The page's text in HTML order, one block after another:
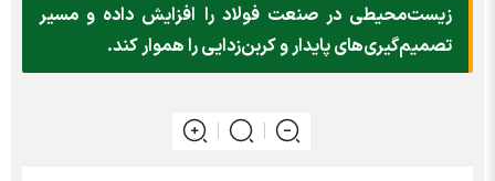
زیست‌محیطی در صنعت فولاد را افزایش داده و مسیر
تصمیم‌گیری‌های پایدار و کربن‌زدایی را هموار کند.